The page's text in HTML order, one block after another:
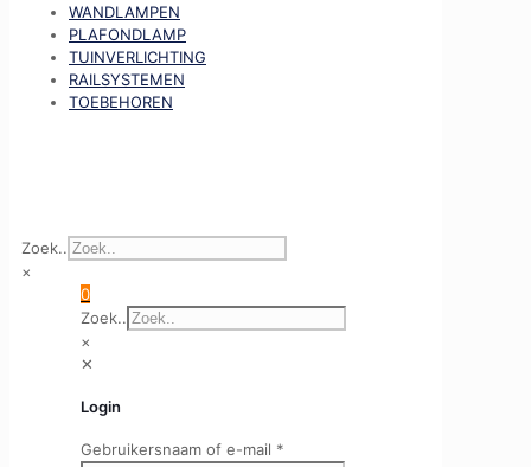
WANDLAMPEN
PLAFONDLAMP
TUINVERLICHTING
RAILSYSTEMEN
TOEBEHOREN
Zoek..
×
0
Zoek..
×
✕
Login
Gebruikersnaam of e-mail *